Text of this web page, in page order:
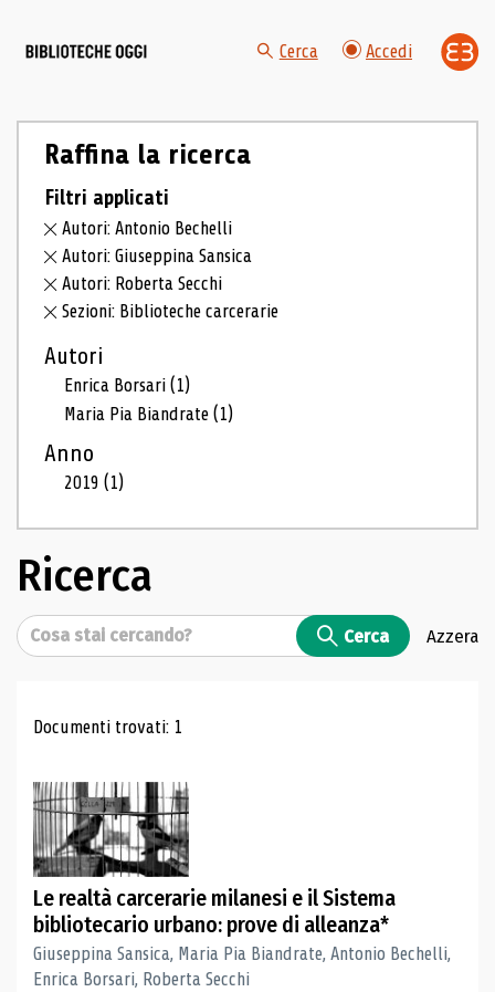
Cerca Accedi
Raffina la ricerca
Filtri applicati
Autori: Antonio Bechelli
Autori: Giuseppina Sansica
Autori: Roberta Secchi
Sezioni: Biblioteche carcerarie
Autori
Enrica Borsari(1)
Maria Pia Biandrate(1)
Anno
2019(1)
Ricerca
Cerca Cerca Azzera
Risultati di ricerca
Documenti trovati: 1
Le realtà carcerarie milanesi e il Sistema
bibliotecario urbano: prove di alleanza*
Giuseppina Sansica, Maria Pia Biandrate, Antonio Bechelli,
Enrica Borsari, Roberta Secchi